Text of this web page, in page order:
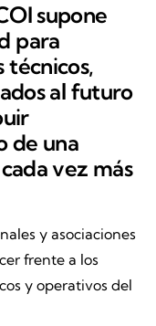
supone
para
al futuro
de una
vez más
y asociaciones
frente a los
y operativos del